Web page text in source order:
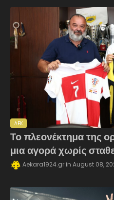
AEK
Το πλεονέκτημα της
μια αγορά χωρίς
Aekara1924.gr August 08,